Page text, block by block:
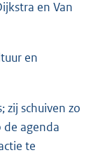
en Van
en
schuiven zo
de agenda
te